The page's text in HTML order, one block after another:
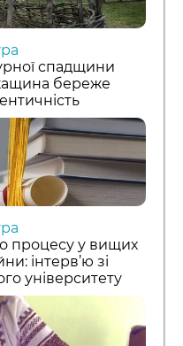
спадщини
береже
процесу у вищих
інтерв’ю зі
університету